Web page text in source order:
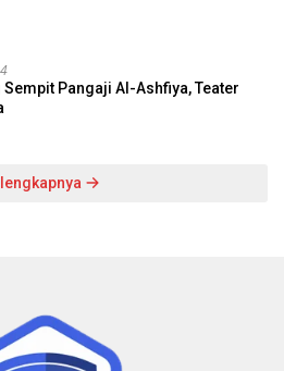
Sempit Pangaji Al-Ashfiya, Teater